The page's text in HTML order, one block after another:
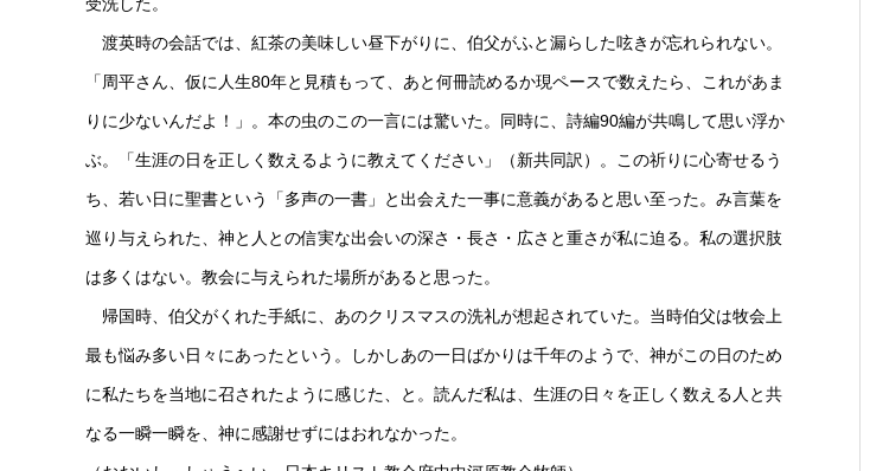
渡英時の会話では、紅茶の美味しい昼下がりに、伯父がふと漏らした呟きが忘れられない。
「周平さん、仮に人生80年と見積もって、あと何冊読めるか現ペースで数えたら、これがあま
りに少ないんだよ！」。本の虫のこの一言には驚いた。同時に、詩編90編が共鳴して思い浮か
ぶ。「生涯の日を正しく数えるように教えてください」（新共同訳）。この祈りに心寄せるう
ち、若い日に聖書という「多声の一書」と出会えた一事に意義があると思い至った。み言葉を
巡り与えられた、神と人との信実な出会いの深さ・長さ・広さと重さが私に迫る。私の選択肢
は多くはない。教会に与えられた場所があると思った。
帰国時、伯父がくれた手紙に、あのクリスマスの洗礼が想起されていた。当時伯父は牧会上
最も悩み多い日々にあったという。しかしあの一日ばかりは千年のようで、神がこの日のため
に私たちを当地に召されたように感じた、と。読んだ私は、生涯の日々を正しく数える人と共
なる一瞬一瞬を、神に感謝せずにはおれなかった。